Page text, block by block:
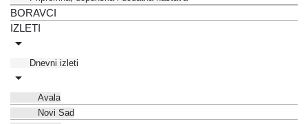
BORAVCI
IZLETI
Dnevni izleti
Avala
Novi Sad